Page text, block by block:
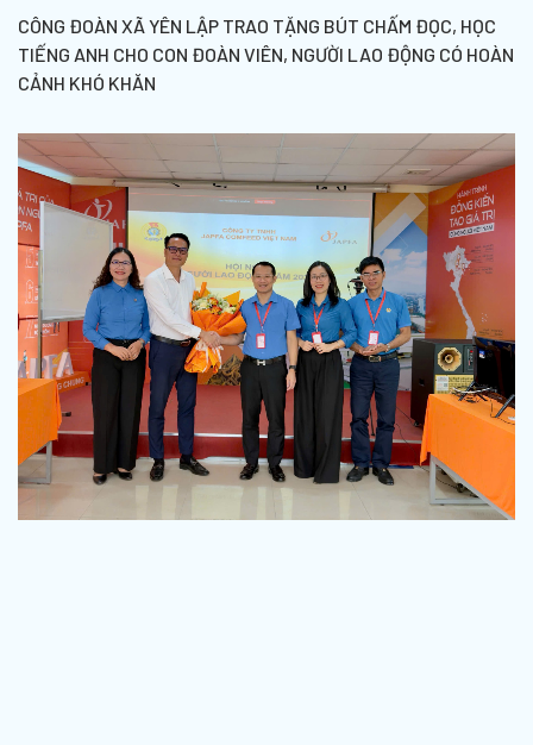
CÔNG ĐOÀN XÃ YÊN LẬP TRAO TẶNG BÚT CHẤM ĐỌC, HỌC
TIẾNG ANH CHO CON ĐOÀN VIÊN, NGƯỜI LAO ĐỘNG CÓ HOÀN
CẢNH KHÓ KHĂN